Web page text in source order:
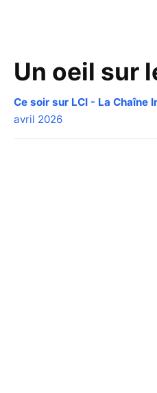
Un oeil sur
Ce soir sur LCI - La Chaîne
avril 2026